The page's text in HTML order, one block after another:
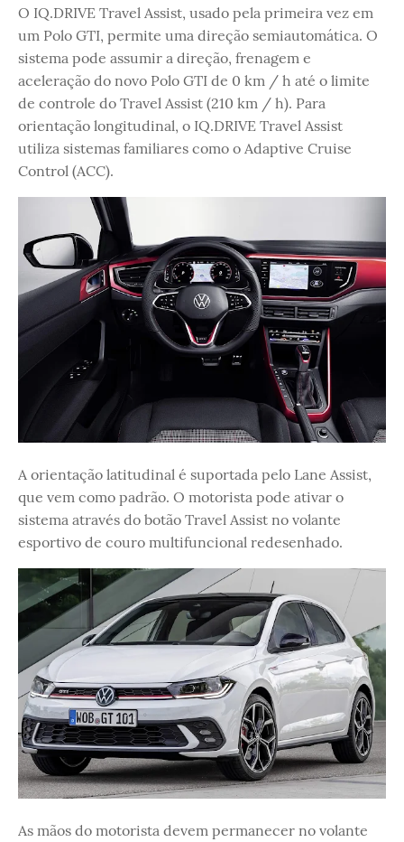
O IQ.DRIVE Travel Assist, usado pela primeira vez em
um Polo GTI, permite uma direção semiautomática. O
sistema pode assumir a direção, frenagem e
aceleração do novo Polo GTI de 0 km / h até o limite
de controle do Travel Assist (210 km / h). Para
orientação longitudinal, o IQ.DRIVE Travel Assist
utiliza sistemas familiares como o Adaptive Cruise
Control (ACC).
A orientação latitudinal é suportada pelo Lane Assist,
que vem como padrão. O motorista pode ativar o
sistema através do botão Travel Assist no volante
esportivo de couro multifuncional redesenhado.
As mãos do motorista devem permanecer no volante